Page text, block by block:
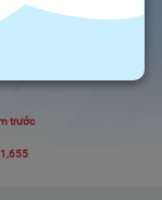
TIỀN
trước
1,655